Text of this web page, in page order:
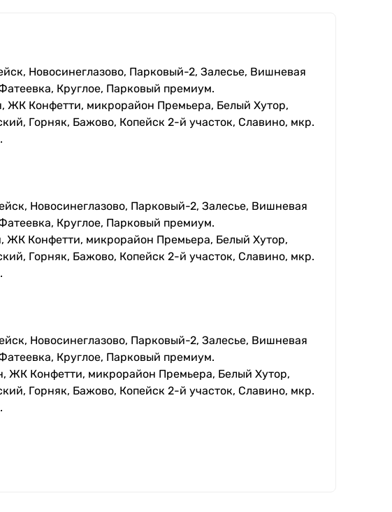
Новосинеглазово, Парковый-2, Залесье, Вишневая
Круглое, Парковый премиум.
Конфетти, микрорайон Премьера, Белый Хутор,
Горняк, Бажово, Копейск 2-й участок, Славино, мкр.
Новосинеглазово, Парковый-2, Залесье, Вишневая
Круглое, Парковый премиум.
Конфетти, микрорайон Премьера, Белый Хутор,
Горняк, Бажово, Копейск 2-й участок, Славино, мкр.
Новосинеглазово, Парковый-2, Залесье, Вишневая
Круглое, Парковый премиум.
Конфетти, микрорайон Премьера, Белый Хутор,
Горняк, Бажово, Копейск 2-й участок, Славино, мкр.